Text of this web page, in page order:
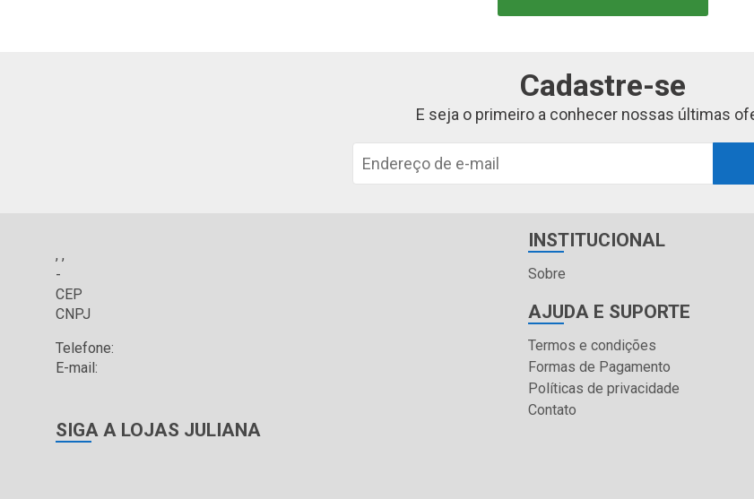
Cadastre-se
E seja o primeiro a conhecer nossas últimas
, ,
-
CEP
CNPJ
Telefone:
E-mail:
SIGA A LOJAS JULIANA
INSTITUCIONAL
Sobre
AJUDA E SUPORTE
Termos e condições
Formas de Pagamento
Políticas de privacidade
Contato